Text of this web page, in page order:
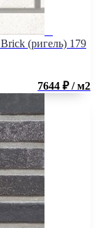
(ригель) 179
7644 ₽ / м2